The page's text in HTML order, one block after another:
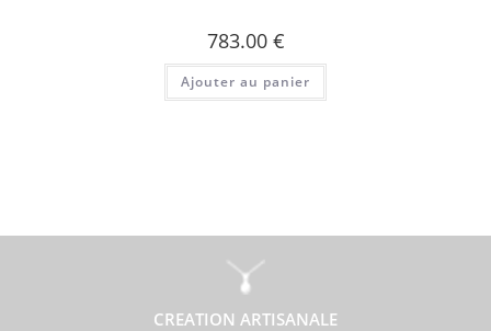
783.00 €
Ajouter au panier
CREATION ARTISANALE